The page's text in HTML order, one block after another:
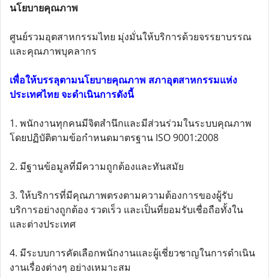
นโยบายคุณภาพ
ศูนย์รวมอุตสาหกรรมไทย มุ่งมั่นให้บริการด้วยจรรยาบรรณ
และคุณภาพบุคลากร
เพื่อให้บรรลุตามนโยบายคุณภาพ สภาอุตสาหกรรมแห่ง
ประเทศไทย จะดำเนินการดังนี้
1. พนักงานทุกคนมีจิตสำนึกและมีส่วนร่วมในระบบคุณภาพ
โดยปฏิบัติตามข้อกำหนดมาตรฐาน ISO 9001:2008
2. มีฐานข้อมูลที่มีความถูกต้องและทันสมัย
3. ให้บริการที่มีคุณภาพตรงตามความต้องการของผู้รับ
บริการอย่างถูกต้อง รวดเร็ว และเป็นที่ยอมรับเชื่อถือทั้งใน
และต่างประเทศ
4. มีระบบการคัดเลือกพนักงานและผู้เชี่ยวชาญในการดำเนิน
งานเรื่องต่างๆ อย่างเหมาะสม